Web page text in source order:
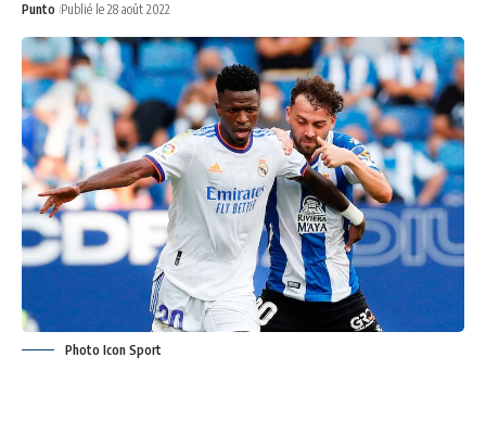
Punto Publié le 28 août 2022
Photo Icon Sport